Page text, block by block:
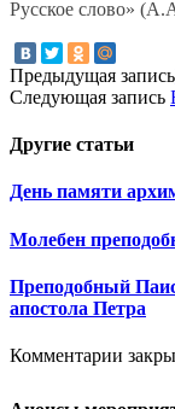
Русское слово»
Предыдущая запись
Следующая запись
Другие статьи
День памяти
Молебен
Преподобный
апостола Петра
Комментарии